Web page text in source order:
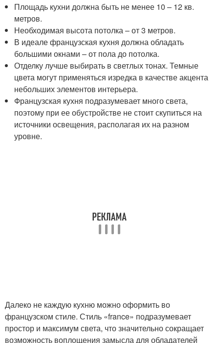
Площадь кухни должна быть не менее 10 – 12 кв.
метров.
Необходимая высота потолка – от 3 метров.
В идеале французская кухня должна обладать
большими окнами – от пола до потолка.
Отделку лучше выбирать в светлых тонах. Темные
цвета могут применяться изредка в качестве акцента
небольших элементов интерьера.
Французская кухня подразумевает много света,
поэтому при ее обустройстве не стоит скупиться на
источники освещения, располагая их на разном
уровне.
Далеко не каждую кухню можно оформить во
французском стиле. Стиль «france» подразумевает
простор и максимум света, что значительно сокращает
возможность воплощения замысла для обладателей